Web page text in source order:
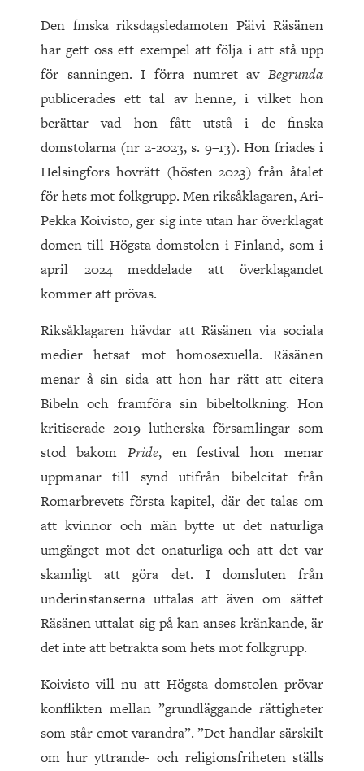
Den finska riksdagsledamoten Päivi Räsänen
har gett oss ett exempel att följa i att stå upp
för sanningen. I förra numret av Begrunda
publicerades ett tal av henne, i vilket hon
berättar vad hon fått utstå i de finska
domstolarna (nr 2-2023, s. 9–13). Hon friades i
Helsingfors hovrätt (hösten 2023) från åtalet
för hets mot folkgrupp. Men riksåklagaren, Ari-
Pekka Koivisto, ger sig inte utan har överklagat
domen till Högsta domstolen i Finland, som i
april 2024 meddelade att överklagandet
kommer att prövas.
Riksåklagaren hävdar att Räsänen via sociala
medier hetsat mot homosexuella. Räsänen
menar å sin sida att hon har rätt att citera
Bibeln och framföra sin bibeltolkning. Hon
kritiserade 2019 lutherska församlingar som
stod bakom Pride, en festival hon menar
uppmanar till synd utifrån bibelcitat från
Romarbrevets första kapitel, där det talas om
att kvinnor och män bytte ut det naturliga
umgänget mot det onaturliga och att det var
skamligt att göra det. I domsluten från
underinstanserna uttalas att även om sättet
Räsänen uttalat sig på kan anses kränkande, är
det inte att betrakta som hets mot folkgrupp.
Koivisto vill nu att Högsta domstolen prövar
konflikten mellan ”grundläggande rättigheter
som står emot varandra”. ”Det handlar särskilt
om hur yttrande- och religionsfriheten ställs